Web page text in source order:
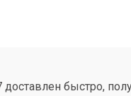
доставлен быстро,